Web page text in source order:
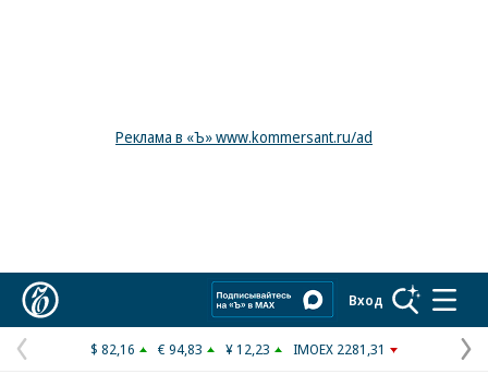
Реклама в «Ъ» www.kommersant.ru/ad
Вход
Предыдущая
$ 82,16 € 94,83 ¥ 12,23 IMOEX 2281,31